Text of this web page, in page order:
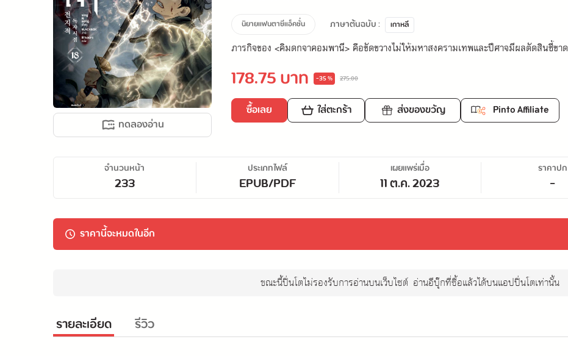
ทดลองอ่าน
นิยายแฟนตาซีแอ็คชั่น ภาษาต้นฉบับ : เกาหลี
ภารกิจของ <คิมดกจาคอมพานี> คือขัดขวางไม่ให้มหาสงครามเทพและปีศาจมีผลตัดสินชี้ขาด
178.75 บาท -35 % 275.00
ซื้อเลย ใส่ตะกร้า ส่งของขวัญ Pinto Affiliate
จำนวนหน้า
233
ประเภทไฟล์
EPUB/PDF
เผยแพร่เมื่อ
11 ต.ค. 2023
ราคาปก
-
ราคานี้จะหมดในอีก
ขณะนี้ปิ่นโตไม่รองรับการอ่านบนเว็บไซต์ อ่านอีบุ๊กที่ซื้อแล้วได้บนแอปปิ่นโตเท่านั้น
รายละเอียด รีวิว